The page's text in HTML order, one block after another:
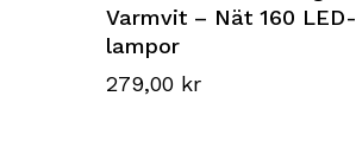
Varmvit – Nät 160 LED-
lampor
279,00 kr